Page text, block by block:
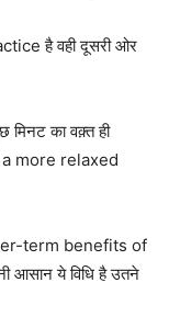
है वही दूसरी ओर
का वक़्त ही
more relaxed
term benefits of
आसान ये विधि है उतने